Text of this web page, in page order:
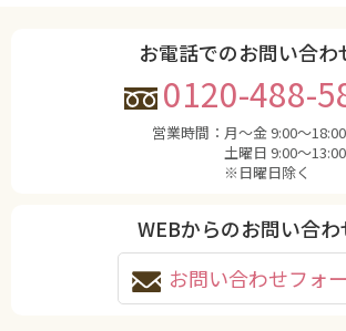
お電話でのお問い合わ
0120-488-
営業時間： 月〜金 9:00〜18:00
土曜日 9:00〜13:00
※日曜日除く
WEBからのお問い合わ
お問い合わせフォ